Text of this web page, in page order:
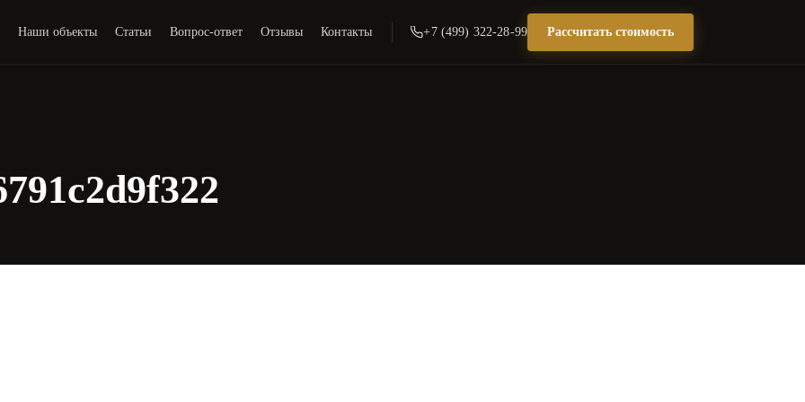
Наши объекты Статьи Вопрос-ответ Отзывы Контакты +7 (499) 322-28-99 Рассчитать стоимость